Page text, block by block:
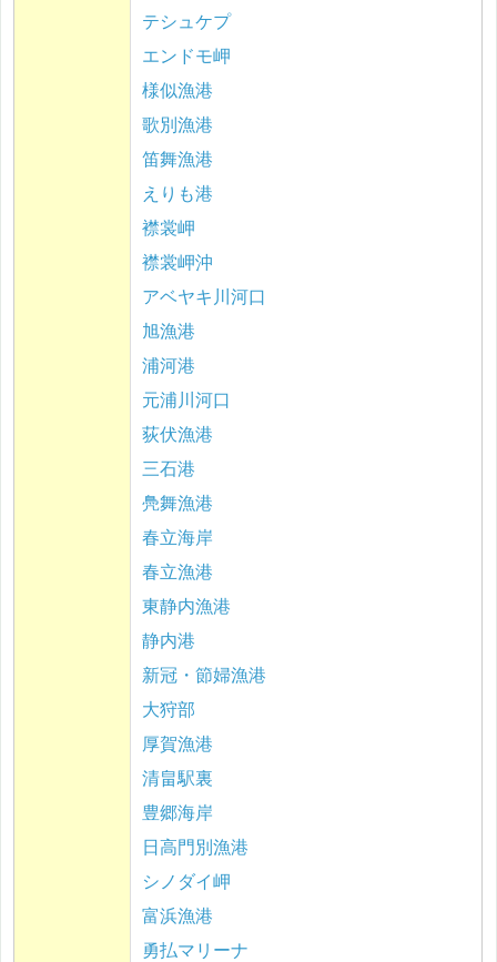
テシュケプ
エンドモ岬
様似漁港
歌別漁港
笛舞漁港
えりも港
襟裳岬
襟裳岬沖
アベヤキ川河口
旭漁港
浦河港
元浦川河口
荻伏漁港
三石港
鳧舞漁港
春立海岸
春立漁港
東静内漁港
静内港
新冠・節婦漁港
大狩部
厚賀漁港
清畠駅裏
豊郷海岸
日高門別漁港
シノダイ岬
富浜漁港
勇払マリーナ